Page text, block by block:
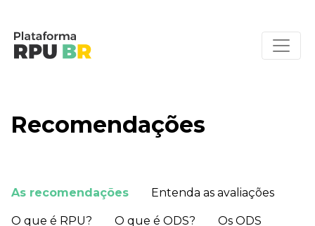
Recomendações
As recomendações Entenda as avaliações
O que é RPU? O que é ODS? Os ODS